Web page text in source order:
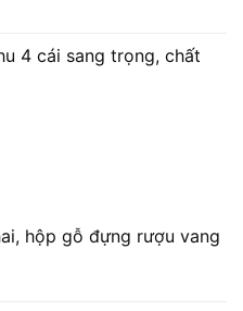
4 cái sang trọng, chất
hộp gỗ đựng rượu vang